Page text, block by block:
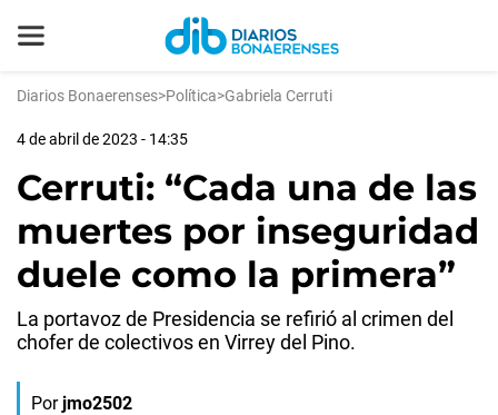
Diarios Bonaerenses>Política>Gabriela Cerruti
4 de abril de 2023 - 14:35
Cerruti: “Cada una de las
muertes por inseguridad
duele como la primera”
La portavoz de Presidencia se refirió al crimen del
chofer de colectivos en Virrey del Pino.
Por jmo2502